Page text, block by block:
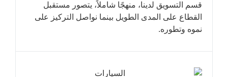
قسم التسويق لدينا، منهجًا شاملاً، يتصور مستقبل
القطاع على المدى الطويل بينما نواصل التركيز على
نموه وتطوره.